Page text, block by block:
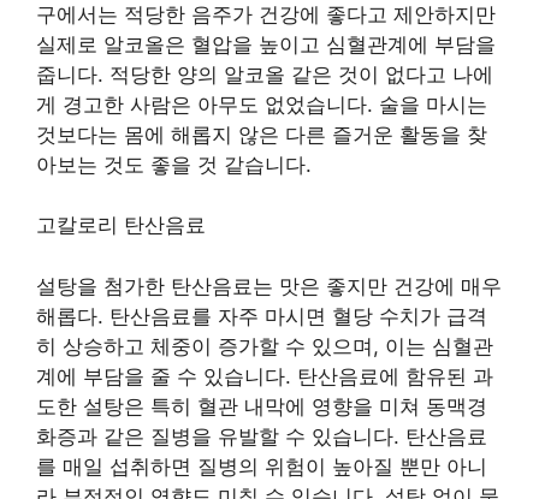
구에서는 적당한 음주가 건강에 좋다고 제안하지만
실제로 알코올은 혈압을 높이고 심혈관계에 부담을
줍니다. 적당한 양의 알코올 같은 것이 없다고 나에
게 경고한 사람은 아무도 없었습니다. 술을 마시는
것보다는 몸에 해롭지 않은 다른 즐거운 활동을 찾
아보는 것도 좋을 것 같습니다.
고칼로리 탄산음료
설탕을 첨가한 탄산음료는 맛은 좋지만 건강에 매우
해롭다. 탄산음료를 자주 마시면 혈당 수치가 급격
히 상승하고 체중이 증가할 수 있으며, 이는 심혈관
계에 부담을 줄 수 있습니다. 탄산음료에 함유된 과
도한 설탕은 특히 혈관 내막에 영향을 미쳐 동맥경
화증과 같은 질병을 유발할 수 있습니다. 탄산음료
를 매일 섭취하면 질병의 위험이 높아질 뿐만 아니